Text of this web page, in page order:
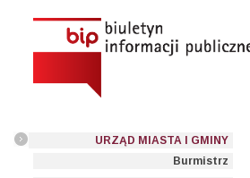
URZĄD MIASTA I GMINY
Burmistrz